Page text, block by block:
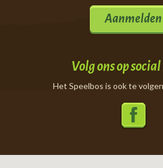
Aanmelden
Volg ons op
Het Speelbos is ook te